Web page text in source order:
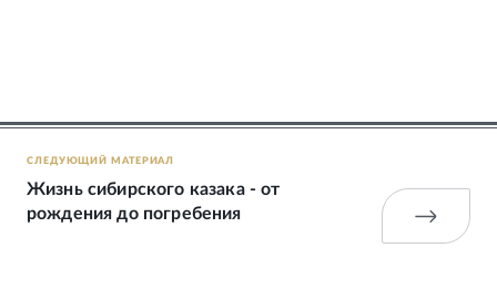
СЛЕДУЮЩИЙ МАТЕРИАЛ
Жизнь сибирского казака - от
рождения до погребения